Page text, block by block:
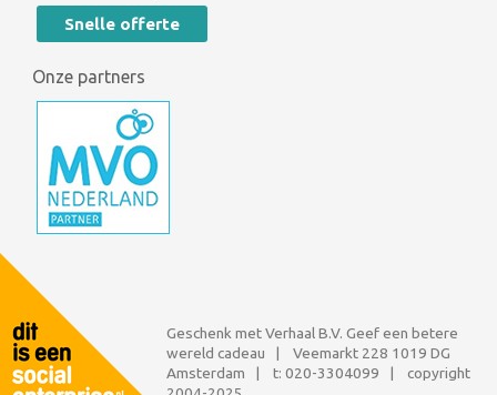
Snelle offerte
Onze partners
Geschenk met Verhaal B.V. Geef een betere
wereld cadeau | Veemarkt 228 1019 DG
Amsterdam | t: 020-3304099 | copyright